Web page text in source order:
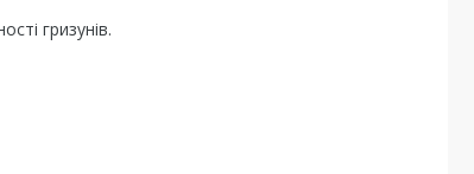
гризунів.